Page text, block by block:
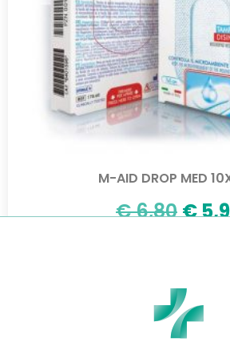
M-AID DROP MED
€6,80€